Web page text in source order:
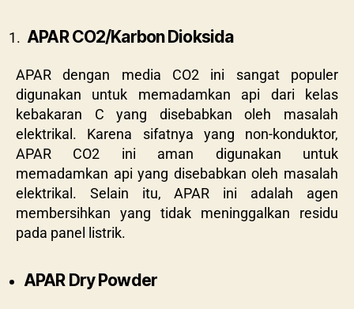
APAR CO2/Karbon Dioksida
APAR dengan media CO2 ini sangat populer
digunakan untuk memadamkan api dari kelas
kebakaran C yang disebabkan oleh masalah
elektrikal. Karena sifatnya yang non-konduktor,
APAR CO2 ini aman digunakan untuk
memadamkan api yang disebabkan oleh masalah
elektrikal. Selain itu, APAR ini adalah agen
membersihkan yang tidak meninggalkan residu
pada panel listrik.
APAR Dry Powder